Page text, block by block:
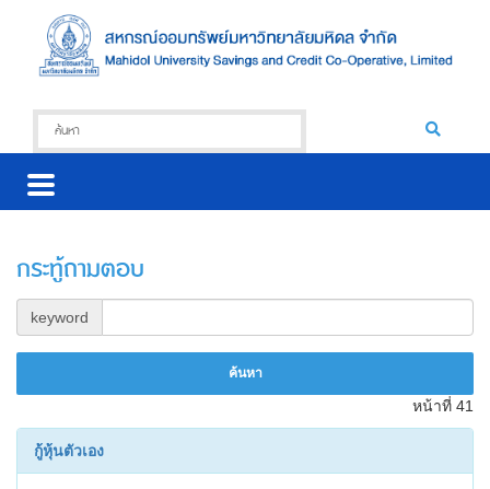
กระทู้ถามตอบ
keyword
หน้าที่ 41
กู้หุ้นตัวเอง